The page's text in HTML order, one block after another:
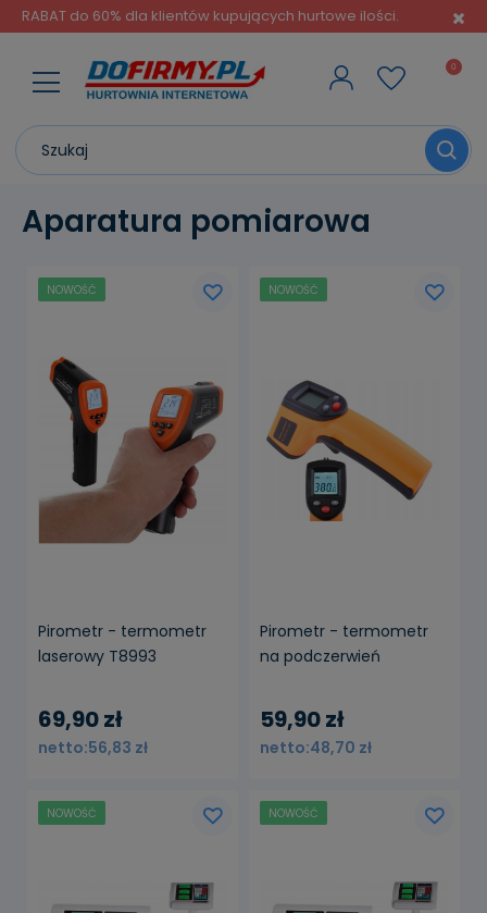
RABAT do 60% dla klientów kupujących hurtowe ilości.
Aparatura pomiarowa
Pirometr - termometr
laserowy T8993
69,90 zł
56,83 zł
powiadom o
dostępności
NOWOŚĆ
Pirometr - termometr
na podczerwień
59,90 zł
48,70 zł
NOWOŚĆ
NOWOŚĆ NOWOŚĆ